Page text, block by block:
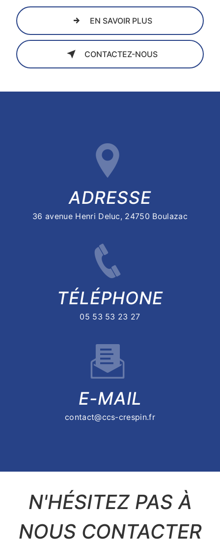
EN SAVOIR PLUS
CONTACTEZ-NOUS
ADRESSE
36 avenue Henri Deluc, 24750 Boulazac
TÉLÉPHONE
05 53 53 23 27
E-MAIL
contact@ccs-crespin.fr
N'HÉSITEZ PAS À
NOUS CONTACTER